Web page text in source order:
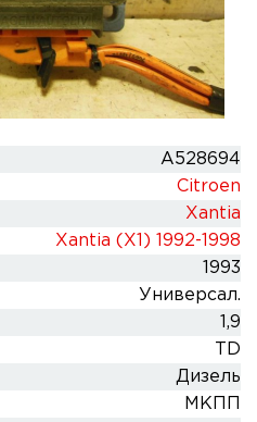
A528694
Citroen
Xantia
Xantia (X1) 1992-1998
1993
Универсал.
1,9
TD
Дизель
МКПП